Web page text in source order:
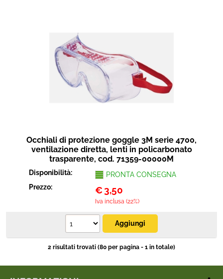
Occhiali di protezione goggle 3M serie 4700,
ventilazione diretta, lenti in policarbonato
trasparente, cod. 71359-00000M
Disponibilità:
PRONTA CONSEGNA
Prezzo:
€ 3,50
Iva inclusa (22%)
2 risultati trovati (80 per pagina - 1 in totale)